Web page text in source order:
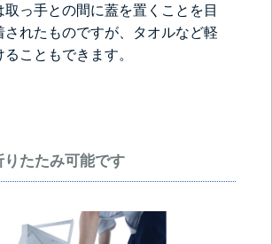
取っ手との間に蓋を置くことを目
されたものですが、タオルなど軽
こともできます。
たたみ可能です